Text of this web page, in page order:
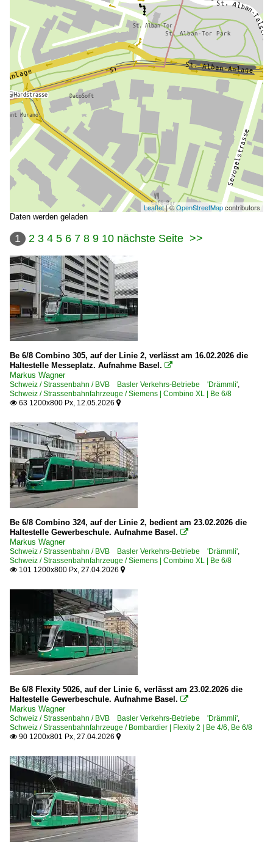
Leaflet| ©OpenStreetMapcontributors
Daten werden geladen
1 2 3 4 5 6 7 8 9 10 nächste Seite >>
Be 6/8 Combino 305, auf der Linie 2, verlässt am 16.02.2026 die
Haltestelle Messeplatz. Aufnahme Basel. 
Markus Wagner
Schweiz / Strassenbahn / BVB Basler Verkehrs-Betriebe 'Drämmli',
Schweiz / Strassenbahnfahrzeuge / Siemens | Combino XL | Be 6/8
 63 1200x800 Px, 12.05.2026 
Be 6/8 Combino 324, auf der Linie 2, bedient am 23.02.2026 die
Haltestelle Gewerbeschule. Aufnahme Basel. 
Markus Wagner
Schweiz / Strassenbahn / BVB Basler Verkehrs-Betriebe 'Drämmli',
Schweiz / Strassenbahnfahrzeuge / Siemens | Combino XL | Be 6/8
 101 1200x800 Px, 27.04.2026 
Be 6/8 Flexity 5026, auf der Linie 6, verlässt am 23.02.2026 die
Haltestelle Gewerbeschule. Aufnahme Basel. 
Markus Wagner
Schweiz / Strassenbahn / BVB Basler Verkehrs-Betriebe 'Drämmli',
Schweiz / Strassenbahnfahrzeuge / Bombardier | Flexity 2 | Be 4/6, Be 6/8
 90 1200x801 Px, 27.04.2026 